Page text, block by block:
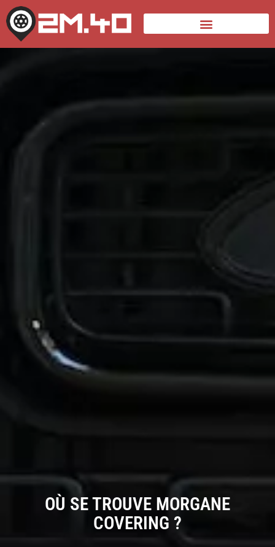
OÙ SE TROUVE MORGANE
COVERING ?